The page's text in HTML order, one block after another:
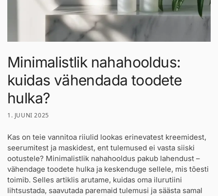
Minimalistlik nahahooldus:
kuidas vähendada toodete
hulka?
1. JUUNI 2025
Kas on teie vannitoa riiulid lookas erinevatest kreemidest,
seerumitest ja maskidest, ent tulemused ei vasta siiski
ootustele? Minimalistlik nahahooldus pakub lahendust –
vähendage toodete hulka ja keskenduge sellele, mis tõesti
toimib. Selles artiklis arutame, kuidas oma ilurutiini
lihtsustada, saavutada paremaid tulemusi ja säästa samal